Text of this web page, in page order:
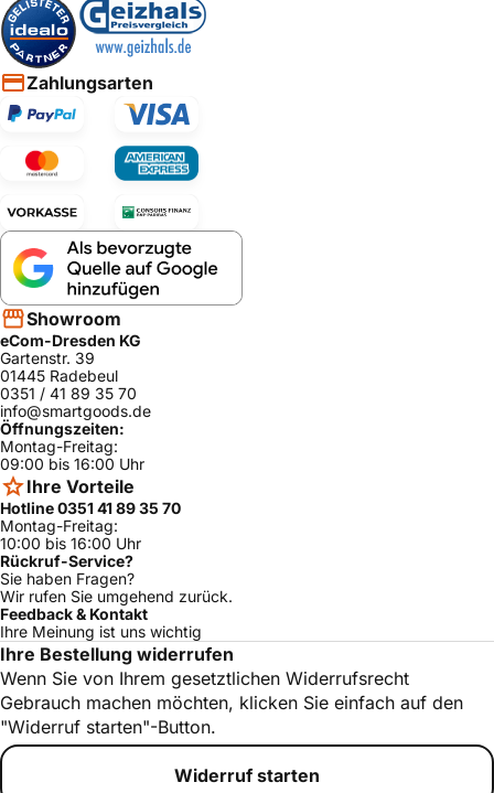
Zahlungsarten
Showroom
eCom-Dresden KG
Gartenstr. 39
01445 Radebeul
0351 / 41 89 35 70
info@smartgoods.de
Öffnungszeiten:
Montag-Freitag:
09:00 bis 16:00 Uhr
Ihre Vorteile
Hotline 0351 41 89 35 70
Montag-Freitag:
10:00 bis 16:00 Uhr
Rückruf-Service?
Sie haben Fragen?
Wir rufen Sie umgehend zurück.
Feedback & Kontakt
Ihre Meinung ist uns wichtig
Ihre Bestellung widerrufen
Wenn Sie von Ihrem gesetztlichen Widerrufsrecht
Gebrauch machen möchten, klicken Sie einfach auf den
"Widerruf starten"-Button.
Widerruf starten